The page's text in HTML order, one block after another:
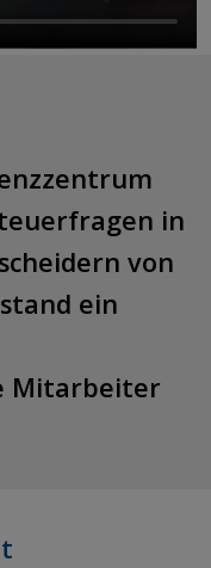
in
von
ein
Mitarbeiter